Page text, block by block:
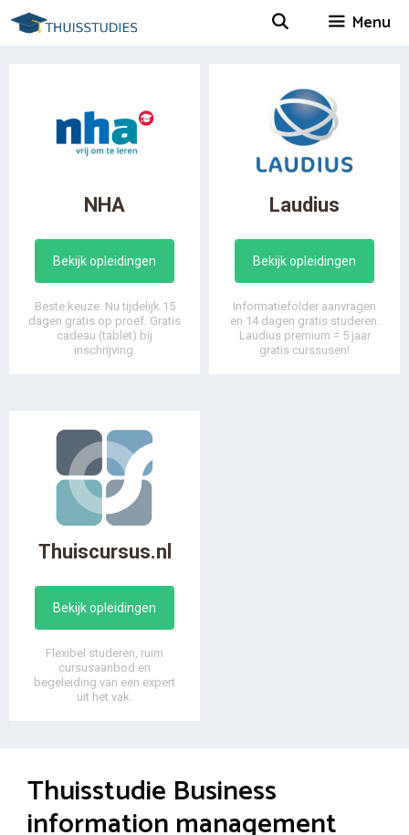
Spring
naar
Menu
NHA
Bekijk opleidingen
Beste keuze: Nu tijdelijk 15
dagen gratis op proef. Gratis
cadeau (tablet) bij
inschrijving.
Laudius
Bekijk opleidingen
Informatiefolder aanvragen
en 14 dagen gratis studeren.
Laudius premium = 5 jaar
gratis curssusen!
Thuiscursus.nl
Bekijk opleidingen
Flexibel studeren, ruim
cursusaanbod en
begeleiding van een expert
uit het vak.
Thuisstudie Business
information management